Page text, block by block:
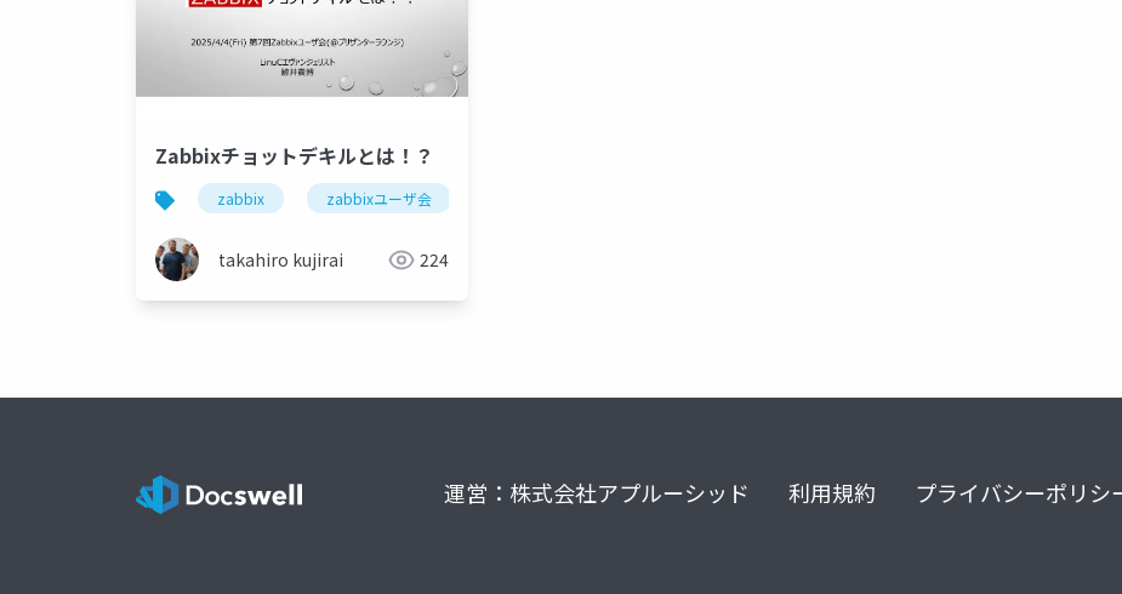
Zabbixチョットデキルとは！？
zabbix zabbixユーザ会
takahiro kujirai 224
運営：株式会社アプルーシッド 利用規約 プライバシーポリシ